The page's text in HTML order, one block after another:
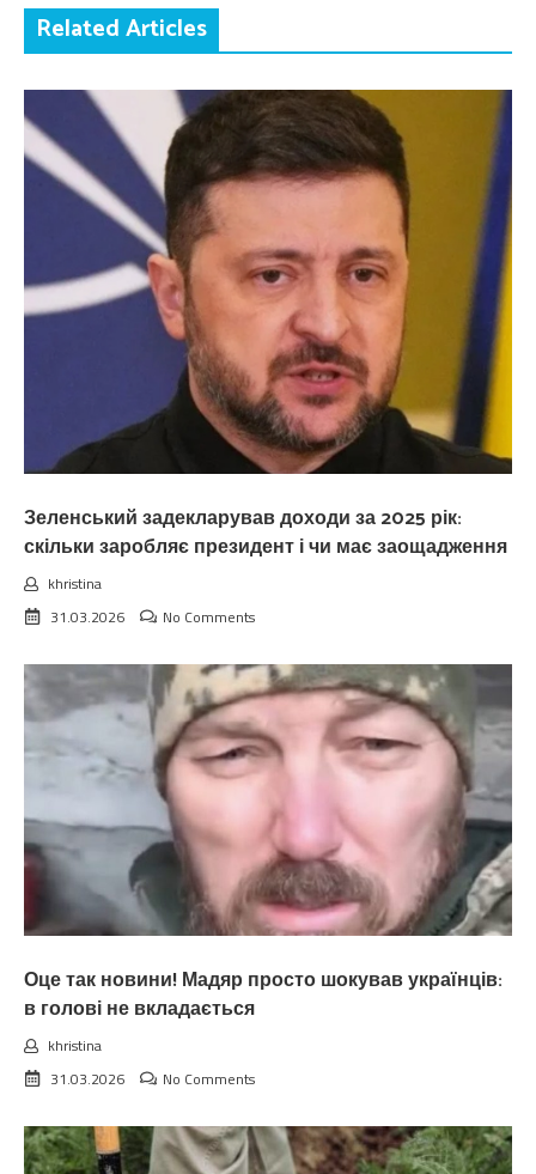
Related Articles
Зеленський задекларував доходи за 2025 рік:
скільки заробляє президент і чи має заощадження
khristina
31.03.2026
No Comments
Оце так новини! Мадяр просто шокував українців:
в голові не вкладається
khristina
31.03.2026
No Comments